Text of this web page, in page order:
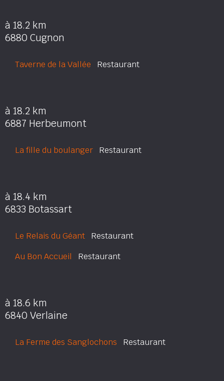
à 18.2 km
6880 Cugnon
Taverne de la Vallée Restaurant
à 18.2 km
6887 Herbeumont
La fille du boulanger Restaurant
à 18.4 km
6833 Botassart
Le Relais du Géant Restaurant
Au Bon Accueil Restaurant
à 18.6 km
6840 Verlaine
La Ferme des Sanglochons Restaurant